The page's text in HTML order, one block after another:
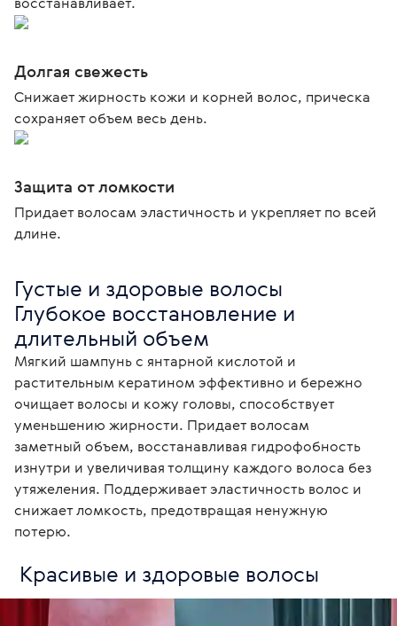
Долгая свежесть
Снижает жирность кожи и корней волос, прическа
сохраняет объем весь день.
Защита от ломкости
Придает волосам эластичность и укрепляет по всей
длине.
Густые и здоровые волосы
Глубокое восстановление и
длительный объем
Мягкий шампунь с янтарной кислотой и
растительным кератином эффективно и бережно
очищает волосы и кожу головы, способствует
уменьшению жирности. Придает волосам
заметный объем, восстанавливая гидрофобность
изнутри и увеличивая толщину каждого волоса без
утяжеления. Поддерживает эластичность волос и
снижает ломкость, предотвращая ненужную
потерю.
Красивые и здоровые волосы